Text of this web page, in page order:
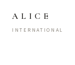
ALICE
INTERNATIONAL